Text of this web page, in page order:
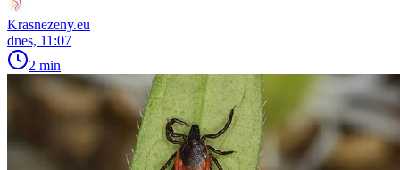
Krasnezeny.eu
dnes, 11:07
2 min